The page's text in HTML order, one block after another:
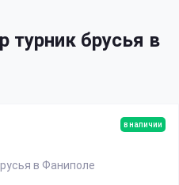
турник брусья в
в наличии